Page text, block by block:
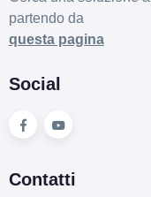
partendo da
questa pagina
Social
Contatti